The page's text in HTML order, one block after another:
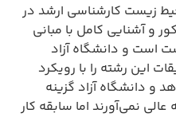
زیست کارشناسی ارشد در
و آشنایی کامل با مبانی
است و دانشگاه آزاد
این رشته را با رویکرد
و دانشگاه آزاد گزینه
نمی‌آورند اما سابقه کار